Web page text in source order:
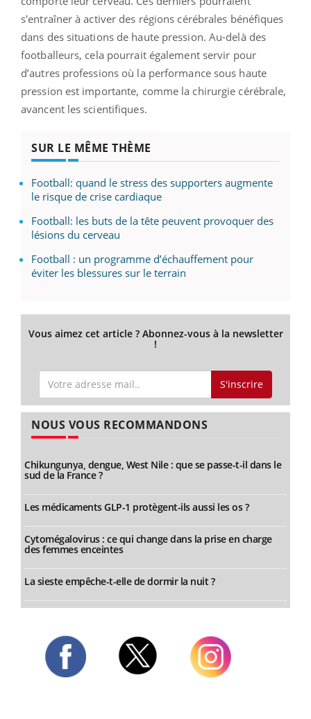
s'entraîner à activer des régions cérébrales bénéfiques
dans des situations de haute pression. Au-delà des
footballeurs, cela pourrait également servir pour
d’autres professions où la performance sous haute
pression est importante, comme la chirurgie cérébrale,
avancent les scientifiques.
SUR LE MÊME THÈME
Football: quand le stress des supporters augmente
le risque de crise cardiaque
Football: les buts de la tête peuvent provoquer des
lésions du cerveau
Football : un programme d’échauffement pour
éviter les blessures sur le terrain
Vous aimez cet article ? Abonnez-vous à la newsletter
!
S'inscrire
NOUS VOUS RECOMMANDONS
Chikungunya, dengue, West Nile : que se passe-t-il dans le
sud de la France ?
Les médicaments GLP-1 protègent-ils aussi les os ?
Cytomégalovirus : ce qui change dans la prise en charge
des femmes enceintes
La sieste empêche-t-elle de dormir la nuit ?